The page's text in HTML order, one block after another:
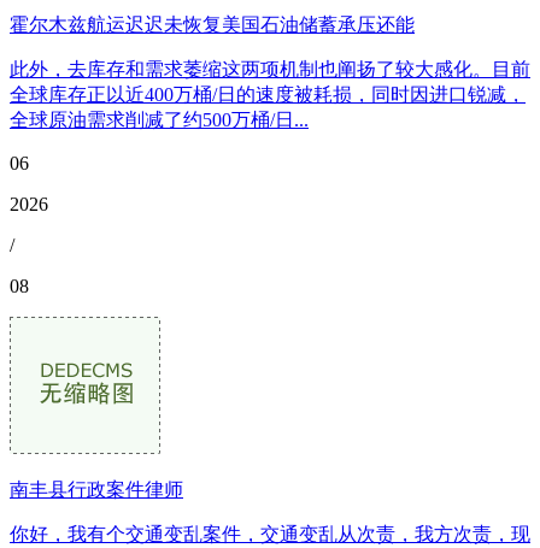
霍尔木兹航运迟迟未恢复美国石油储蓄承压还能
此外，去库存和需求萎缩这两项机制也阐扬了较大感化。目前
全球库存正以近400万桶/日的速度被耗损，同时因进口锐减，
全球原油需求削减了约500万桶/日...
06
2026
/
08
南丰县行政案件律师
你好，我有个交通变乱案件，交通变乱从次责，我方次责，现